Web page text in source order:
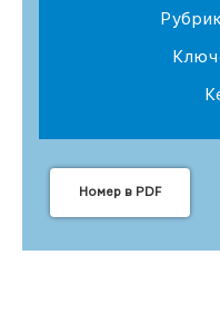
Номер в PDF